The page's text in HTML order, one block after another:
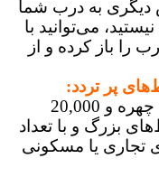
به درب شما
می‌توانید با
را باز کرده و از
پر تردد:
با قابلیت ذخیره‌سازی 20,000 چهره و 20,000
بزرگ و با تعداد
تجاری یا مسکونی